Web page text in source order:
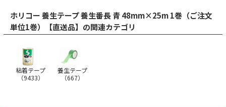
ホリコー 養生テープ 養生番長 青 48mm×25m 1巻（ご注文
単位1巻）【直送品】の関連カテゴリ
粘着テープ
（9433）
養生テープ
（667）